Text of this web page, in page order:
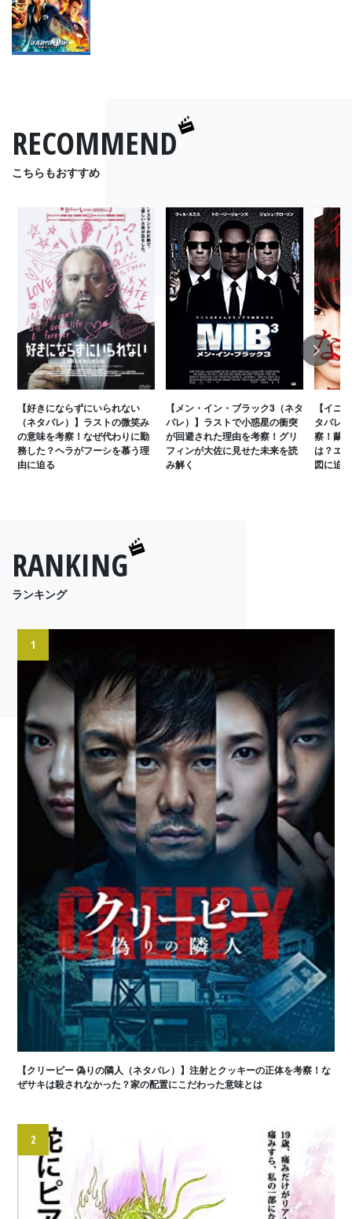
RECOMMEND
こちらもおすすめ
【好きにならずにいられない
（ネタバレ）】ラストの微笑み
の意味を考察！なぜ代わりに勤
務した？ヘラがフーシを慕う理
由に迫る
【メン・イン・ブラック3（ネタ
バレ）】ラストで小惑星の衝突
が回避された理由を考察！グリ
フィンが大佐に見せた未来を読
み解く
【イニ
タバレ
察！繭
は？エ
図に迫る
Next
RANKING
ランキング
1
【クリーピー 偽りの隣人（ネタバレ）】注射とクッキーの正体を考察！な
ぜサキは殺されなかった？家の配置にこだわった意味とは
2